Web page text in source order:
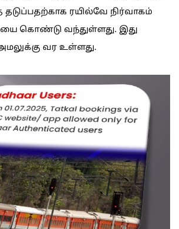
ரயில்வே நிர்வாகம்
கொண்டு வந்துள்ளது. இது
வர உள்ளது.